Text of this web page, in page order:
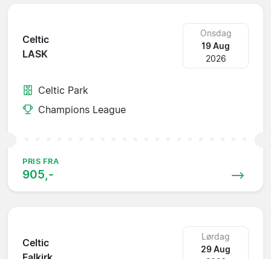
Celtic
LASK
Onsdag
19 Aug
2026
Celtic Park
Champions League
PRIS FRA
905,-
Celtic
Lørdag
29 Aug